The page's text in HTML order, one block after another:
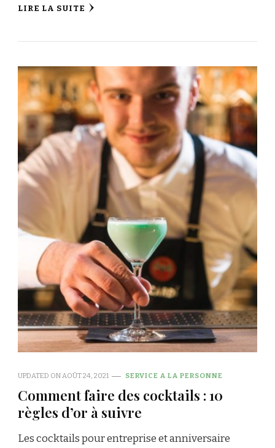
LIRE LA SUITE
UPDATED ONAOÛT 24, 2021 SERVICE A LA PERSONNE
Comment faire des cocktails : 10
règles d’or à suivre
Les cocktails pour entreprise et anniversaire